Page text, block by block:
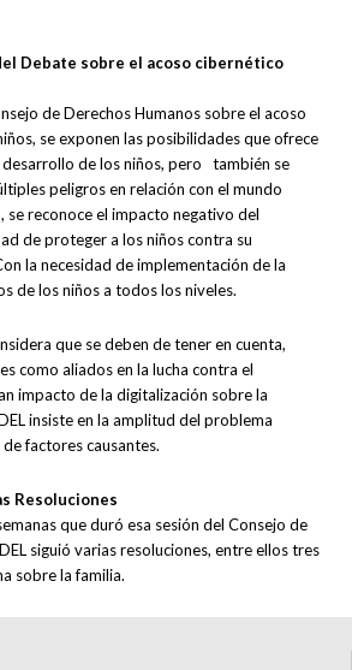
Debate sobre el acoso cibernético
de Derechos Humanos sobre el acoso
se exponen las posibilidades que ofrece
de los niños, pero también se
peligros en relación con el mundo
se reconoce el impacto negativo del
de proteger a los niños contra su
la necesidad de implementación de la
de los niños a todos los niveles.
que se deben de tener en cuenta,
como aliados en la lucha contra el
impacto de la digitalización sobre la
insiste en la amplitud del problema
factores causantes.
Resoluciones
que duró esa sesión del Consejo de
siguió varias resoluciones, entre ellos tres
sobre la familia.